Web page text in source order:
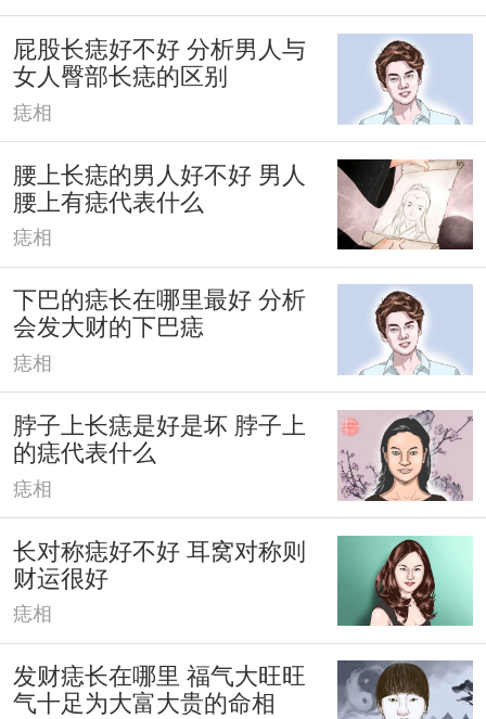
屁股长痣好不好 分析男人与
女人臀部长痣的区别
痣相
腰上长痣的男人好不好 男人
腰上有痣代表什么
痣相
下巴的痣长在哪里最好 分析
会发大财的下巴痣
痣相
脖子上长痣是好是坏 脖子上
的痣代表什么
痣相
长对称痣好不好 耳窝对称则
财运很好
痣相
发财痣长在哪里 福气大旺旺
气十足为大富大贵的命相